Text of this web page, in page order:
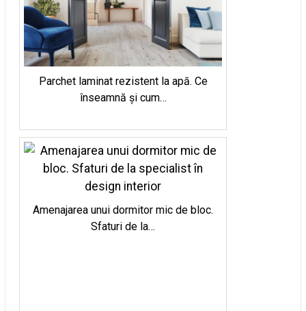
Parchet laminat rezistent la apă. Ce
înseamnă și cum…
Amenajarea unui dormitor mic de bloc.
Sfaturi de la…